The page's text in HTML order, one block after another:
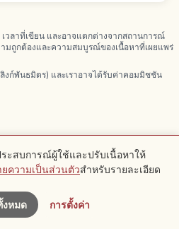
วลาที่เขียน และอาจแตกต่างจากสถานการณ์
มถูกต้องและความสมบูรณ์ของเนื้อหาที่เผยแพร่
ก์พันธมิตร) และเราอาจได้รับค่าคอมมิชชัน
ที่เกี่ยวข้อง
ใกล้เคียง
ะสบการณ์ผู้ใช้และปรับเนื้อหาให้
ความเป็นส่วนตัวสำหรับรายละเอียด
งหมด การตั้งค่า